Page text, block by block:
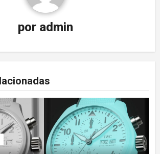
por admin